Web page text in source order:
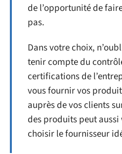
de l’opportunité de
pas.
Dans votre choix,
tenir compte du
certifications de
vous fournir vos
auprès de vos clients
des produits peut aussi
choisir le fournisseur